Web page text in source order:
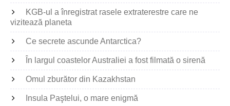
KGB-ul a înregistrat rasele extraterestre care ne
vizitează planeta
Ce secrete ascunde Antarctica?
În largul coastelor Australiei a fost filmată o sirenă
Omul zburător din Kazakhstan
Insula Paştelui, o mare enigmă